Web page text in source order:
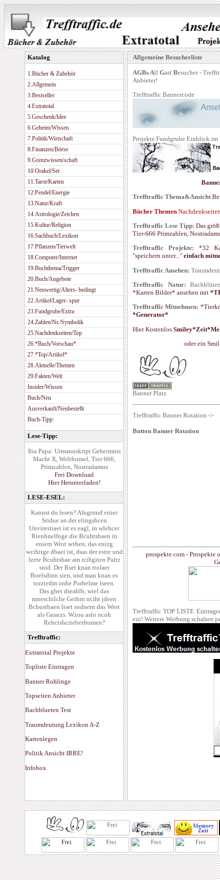
Katalog
1.Bücher & Zubehör
2.Allgemein
3.Bestseller
4.Extratotal
5.Geschenk/Idee
6.Geheim/Wissen
7.Politik/Wirtschaft
8.Finanzen/Börse
9.Grenzwissen/schaft
10.Orakel/Set
11.Tarot/Karten
12.Pendel/Energie
13.Natur/Kraft
14.Astrologie/Zeichen
15.Kultur/Religion
16.Sachbuch/Lexikon
17.Pflanzen/Tierwelt
18.Computer/Internet
19.Buchthema/Trigger
20.Buch/Angebote
21.Neuwertig/Alters- bedingt
22.Artikel/Lager- spur
23.Fundgrube/Extra
24.Zahlen/Nr./Symbolik
25.Nachdenkseiten/Top
26.*Buch/Vorschau*
27.*Top/Artikel*
28.Aktuelle/Themen
29.Fakten/Welt
Insider/Wissen
Buch/Neu
Ausverkauft/Neubestellt
Buch-Tipp:
Lese-Tipp:
Ilia Papa: Urmanuskript Geheimnis
Macht X, Weltformel, Tier 666,
Primzahlen, Nostradamus
Frei Download
Hier Herunterladen!
LESE-ESEL:
Kannst du lesen? Afugrnud enier
Stidue an der elingshcen
Unvirestiaet ist es eagl, in wlehcer
Rienhnelfoge die Bcuhtsbaen in
eniem Wrot sethen, das enizg
wcihitge dbaei ist, dsas der estre und
lzete Bcuhtsbae am rcihgiten Paltz
snid. Der Rset knan ttolaer
Boelsdinn sien, und man knan es
torztedm onhe Porbelme lseen.
Das ghet dseahlb, wiel das
mneschilche Geihrn nciht jdeen
Bchustbaen liset sodnern das Wrot
als Gnaezs. Wzou aslo ncoh
Rehctshcrieberfromen?
Trefftraffic:
Extratotal Projekte
Topliste Eintragen
Banner Rohlinge
Topseiten Anbieter
Bachblueten Test
Traumdeutung Lexikon A-Z
Kartenlegen
Politik Ansicht IRRE!
Infobox
Allgemeine Besucherliste
AGBsAll Gast Besucher -
Anbieter!
Trefftraffic Bannercode
Projekte Fundgrube Einblick
Trefftraffic Thema&Ansicht
Bücher Themen
Trefftraffic Lese Tipp: Das
Tier-666 Primzahlen,
Trefftraffic Projekte: *32
"speichern unter..." einfach
Trefftraffic Ansehen:
Trefftraffic Natur:
*Karten Bilder* ansehen mit
Trefftraffic Mitnehmen:
*Generator*
Hier Kostenlos
oder ein
Banner Platz
Trefftraffic Banner Rotation ->
Button Banner Rotation
prospekte.com - Prospekte
Trefftraffic TOP LISTE
ein! Weitere Werbung schalten